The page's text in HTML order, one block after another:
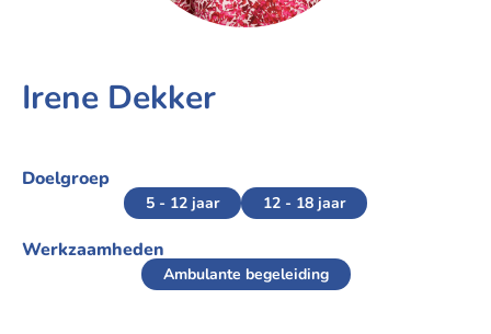
Irene Dekker
Doelgroep
5 - 12 jaar 12 - 18 jaar
Werkzaamheden
Ambulante begeleiding